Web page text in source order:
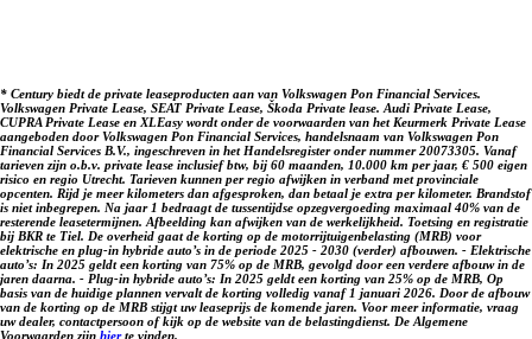
* Century biedt de private leaseproducten aan van Volkswagen Pon Financial Services.
Volkswagen Private Lease, SEAT Private Lease, Škoda Private lease. Audi Private Lease,
CUPRA Private Lease en XLEasy wordt onder de voorwaarden van het Keurmerk Private Lease
aangeboden door Volkswagen Pon Financial Services, handelsnaam van Volkswagen Pon
Financial Services B.V., ingeschreven in het Handelsregister onder nummer 20073305. Vanaf
tarieven zijn o.b.v. private lease inclusief btw, bij 60 maanden, 10.000 km per jaar, € 500 eigen
risico en regio Utrecht. Tarieven kunnen per regio afwijken in verband met provinciale
opcenten. Rijd je meer kilometers dan afgesproken, dan betaal je extra per kilometer. Brandstof
is niet inbegrepen. Na jaar 1 bedraagt de tussentijdse opzegvergoeding maximaal 40% van de
resterende leasetermijnen. Afbeelding kan afwijken van de werkelijkheid. Toetsing en registratie
bij BKR te Tiel. De overheid gaat de korting op de motorrijtuigenbelasting (MRB) voor
elektrische en plug-in hybride auto’s in de periode 2025 - 2030 (verder) afbouwen. - Elektrische
auto’s: In 2025 geldt een korting van 75% op de MRB, gevolgd door een verdere afbouw in de
jaren daarna. - Plug-in hybride auto’s: In 2025 geldt een korting van 25% op de MRB, Op
basis van de huidige plannen vervalt de korting volledig vanaf 1 januari 2026. Door de afbouw
van de korting op de MRB stijgt uw leaseprijs de komende jaren. Voor meer informatie, vraag
uw dealer, contactpersoon of kijk op de website van de belastingdienst. De Algemene
Voorwaarden zijn hierte vinden.